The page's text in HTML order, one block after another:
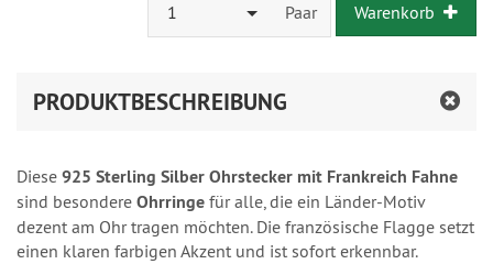
1 Paar Warenkorb
PRODUKTBESCHREIBUNG
Diese 925 Sterling Silber Ohrstecker mit Frankreich Fahne
sind besondere Ohrringe für alle, die ein Länder-Motiv
dezent am Ohr tragen möchten. Die französische Flagge setzt
einen klaren farbigen Akzent und ist sofort erkennbar.